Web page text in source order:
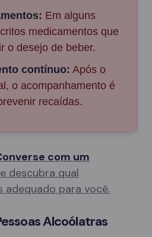
Em alguns
medicamentos que
o desejo de beber.
contínuo: Após o
o acompanhamento é
recaídas.
com um
e descubra qual
para você.
Alcoólatras